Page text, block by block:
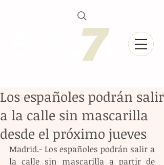
Los españoles podrán salir
a la calle sin mascarilla
desde el próximo jueves
Madrid.- Los españoles podrán salir a
la calle sin mascarilla a partir de